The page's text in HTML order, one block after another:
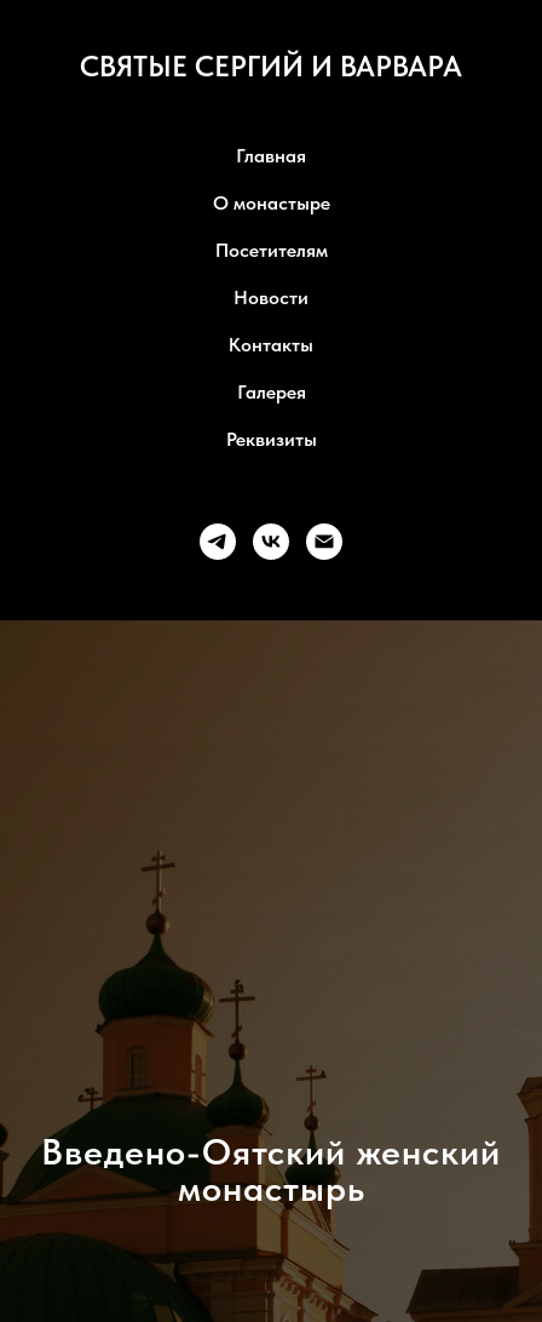
СВЯТЫЕ СЕРГИЙ И ВАРВАРА
Главная
О монастыре
Посетителям
Новости
Контакты
Галерея
Реквизиты
Введено-Оятский женский
монастырь